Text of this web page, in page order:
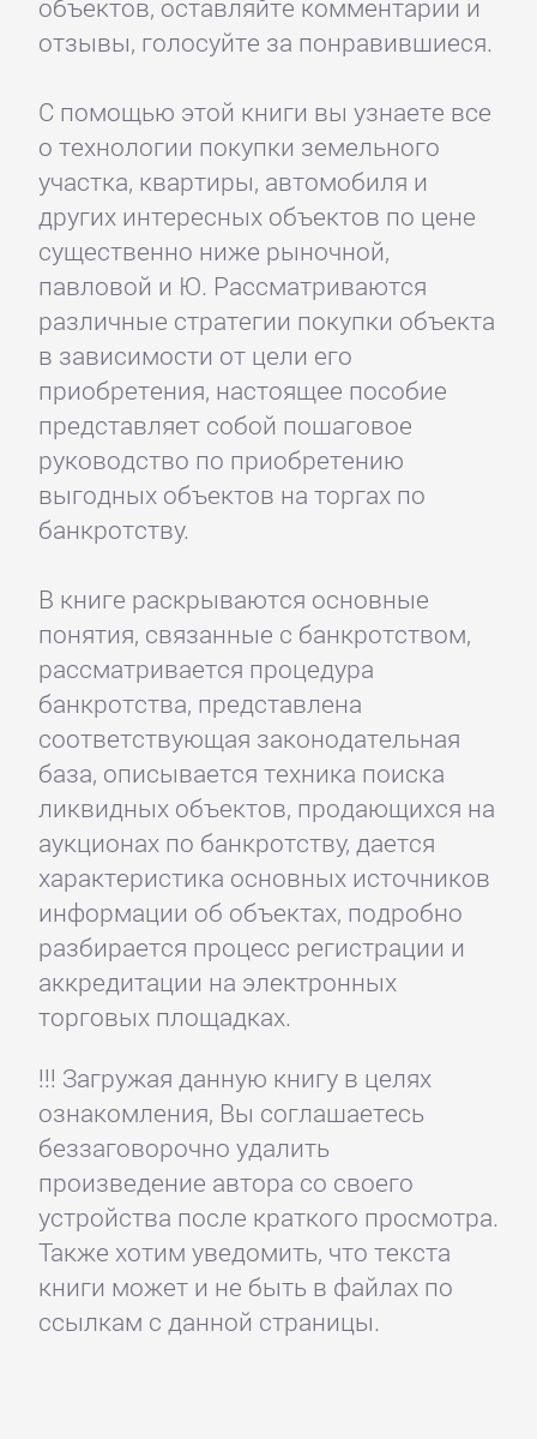
объектов, оставляйте комментарии и
отзывы, голосуйте за понравившиеся.
С помощью этой книги вы узнаете все
о технологии покупки земельного
участка, квартиры, автомобиля и
других интересных объектов по цене
существенно ниже рыночной,
павловой и Ю. Рассматриваются
различные стратегии покупки объекта
в зависимости от цели его
приобретения, настоящее пособие
представляет собой пошаговое
руководство по приобретению
выгодных объектов на торгах по
банкротству.
В книге раскрываются основные
понятия, связанные с банкротством,
рассматривается процедура
банкротства, представлена
соответствующая законодательная
база, описывается техника поиска
ликвидных объектов, продающихся на
аукционах по банкротству, дается
характеристика основных источников
информации об объектах, подробно
разбирается процесс регистрации и
аккредитации на электронных
торговых площадках.
!!! Загружая данную книгу в целях
ознакомления, Вы соглашаетесь
беззаговорочно удалить
произведение автора со своего
устройства после краткого просмотра.
Также хотим уведомить, что текста
книги может и не быть в файлах по
ссылкам с данной страницы.